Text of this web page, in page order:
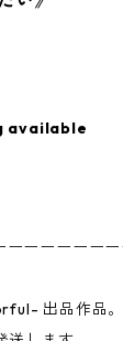
available
ーーーーー
出品作品。